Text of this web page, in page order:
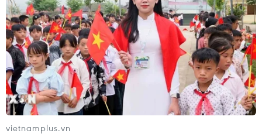
vietnamplus.vn